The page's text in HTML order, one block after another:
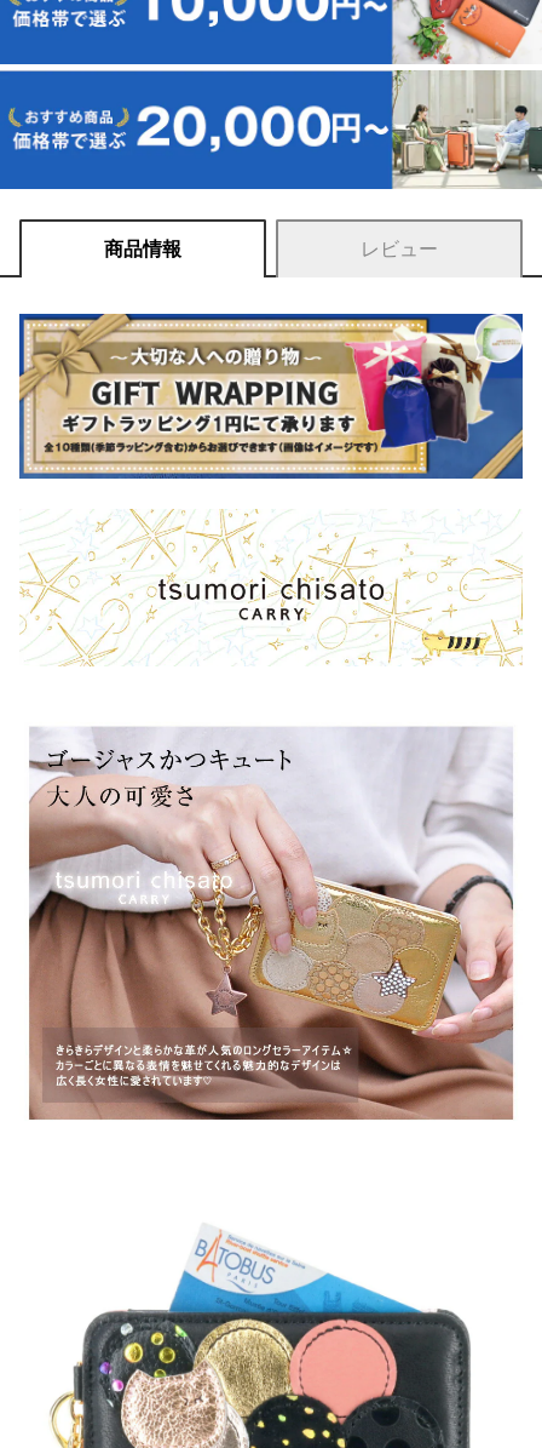
商品情報 レビュー